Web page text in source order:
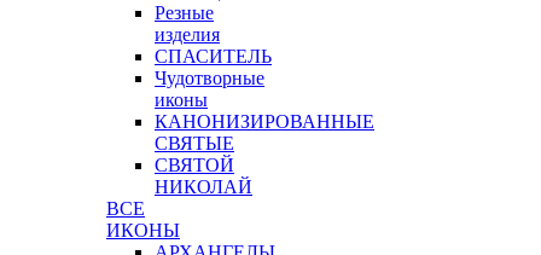
Резные
изделия
СПАСИТЕЛЬ
Чудотворные
иконы
КАНОНИЗИРОВАННЫЕ
СВЯТЫЕ
СВЯТОЙ
НИКОЛАЙ
ВСЕ
ИКОНЫ